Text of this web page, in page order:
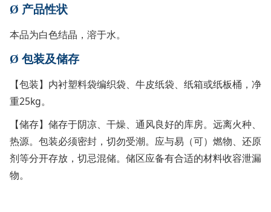
Ø 产品性状
本品为白色结晶，溶于水。
Ø 包装及储存
【包装】内衬塑料袋编织袋、牛皮纸袋、纸箱或纸板桶，净
重25kg。
【储存】储存于阴凉、干燥、通风良好的库房。远离火种、
热源。包装必须密封，切勿受潮。应与易（可）燃物、还原
剂等分开存放，切忌混储。储区应备有合适的材料收容泄漏
物。